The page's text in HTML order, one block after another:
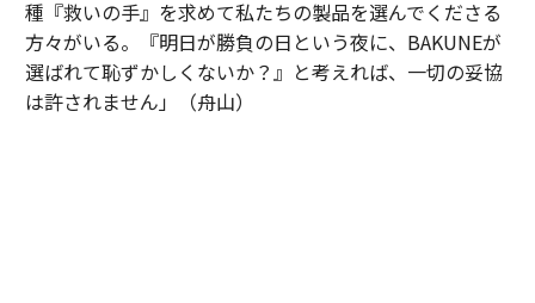
種『救いの手』を求めて私たちの製品を選んでくださる
方々がいる。『明日が勝負の日という夜に、BAKUNEが
選ばれて恥ずかしくないか？』と考えれば、一切の妥協
は許されません」（舟山）